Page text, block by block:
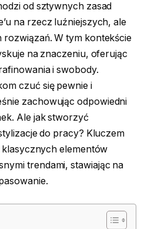
od sztywnych zasad
na rzecz luźniejszych, ale
W tym kontekście
na znaczeniu, oferując
i swobody.
czuć się pewnie i
zachowując odpowiedni
Ale jak stworzyć
do pracy? Kluczem
klasycznych elementów
trendami, stawiając na